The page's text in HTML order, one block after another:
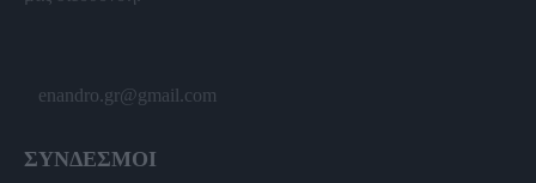
enandro.gr@gmail.com
ΣΥΝΔΕΣΜΟΙ